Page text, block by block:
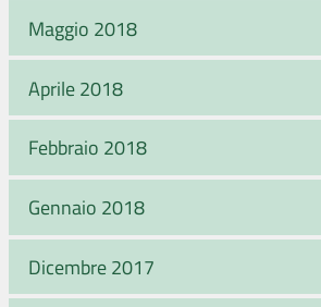
Maggio 2018
Aprile 2018
Febbraio 2018
Gennaio 2018
Dicembre 2017